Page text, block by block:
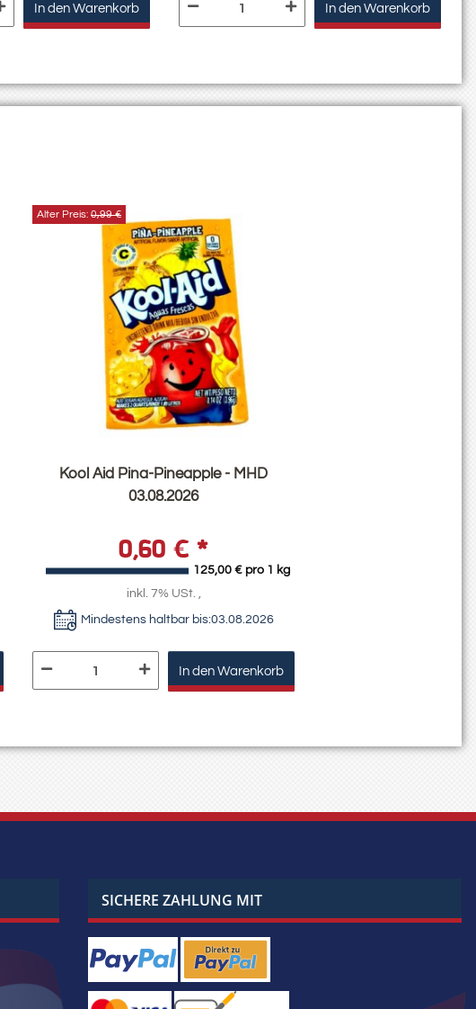
In den Warenkorb In den Warenkorb
Kool Aid Pina-Pineapple - MHD
03.08.2026
0,60 € *
125,00 € pro 1 kg
Alter Preis: 0,99 €
inkl. 7% USt. ,
Mindestens haltbar bis:03.08.2026
In den Warenkorb
SICHERE ZAHLUNG MIT